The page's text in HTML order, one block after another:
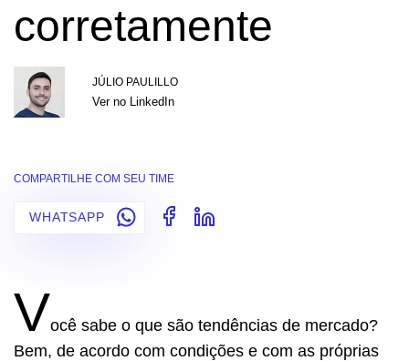
corretamente
JÚLIO PAULILLO
Ver no LinkedIn
COMPARTILHE COM SEU TIME
WHATSAPP
Você sabe o que são tendências de mercado?
Bem, de acordo com condições e com as próprias